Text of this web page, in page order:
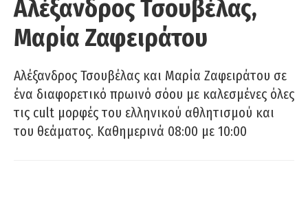
Αλέξανδρος Τσουβέλας,
Μαρία Ζαφειράτου
Αλέξανδρος Τσουβέλας και Μαρία Ζαφειράτου σε
ένα διαφορετικό πρωινό σόου με καλεσμένες όλες
τις cult μορφές του ελληνικού αθλητισμού και
του θεάματος. Καθημερινά 08:00 με 10:00